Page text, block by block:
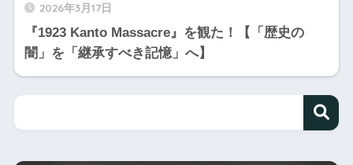
2026年3月17日
『1923 Kanto Massacre』を観た！【「歴史の
闇」を「継承すべき記憶」へ】